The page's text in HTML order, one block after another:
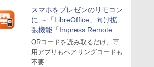
スマホをプレゼンのリモコン
に ～「LibreOffice」向け拡
張機能「Impress Remote」
が公開
QRコードを読み取るだけ、専
用アプリもペアリングコードも
不要